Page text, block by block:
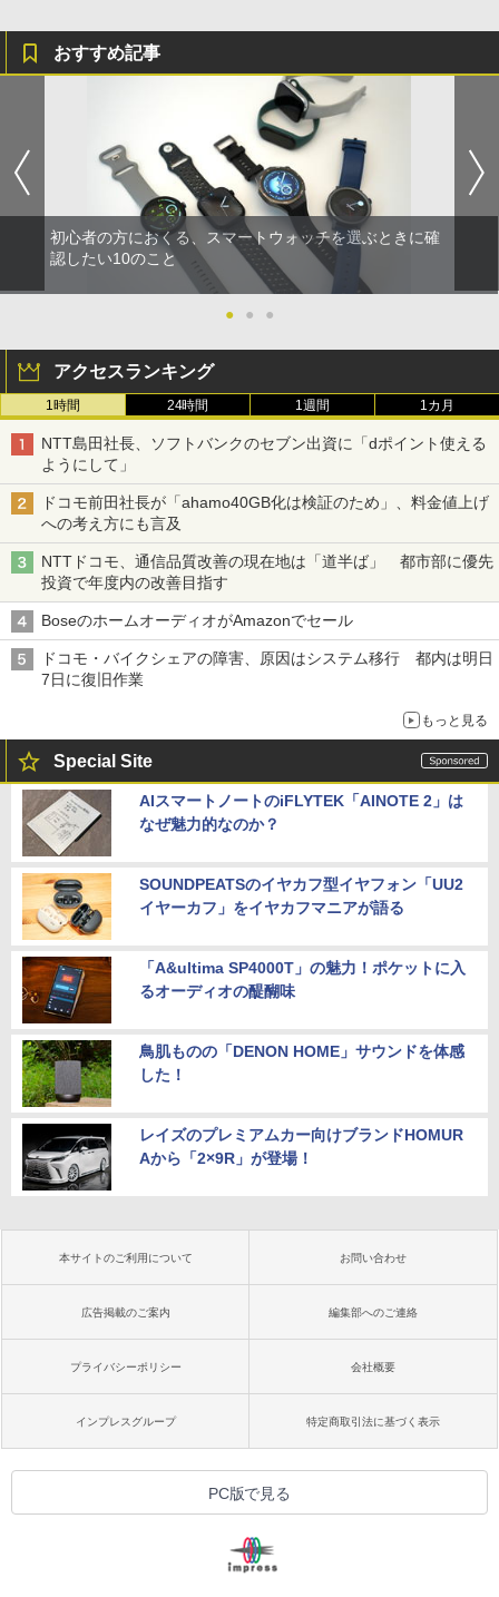
おすすめ記事
初心者の方におくる、スマートウォッチを選ぶときに確
認したい10のこと
● ● ●
アクセスランキング
1時間 24時間 1週間 1カ月
NTT島田社長、ソフトバンクのセブン出資に「dポイント使える
ようにして」
ドコモ前田社長が「ahamo40GB化は検証のため」、料金値上げ
への考え方にも言及
NTTドコモ、通信品質改善の現在地は「道半ば」 都市部に優先
投資で年度内の改善目指す
BoseのホームオーディオがAmazonでセール
ドコモ・バイクシェアの障害、原因はシステム移行 都内は明日
7日に復旧作業
もっと見る
Special Site
AIスマートノートのiFLYTEK「AINOTE 2」は
なぜ魅力的なのか？
SOUNDPEATSのイヤカフ型イヤフォン「UU2
イヤーカフ」をイヤカフマニアが語る
「A&ultima SP4000T」の魅力！ポケットに入
るオーディオの醍醐味
鳥肌ものの「DENON HOME」サウンドを体感
した！
レイズのプレミアムカー向けブランドHOMUR
Aから「2×9R」が登場！
本サイトのご利用について お問い合わせ
広告掲載のご案内 編集部へのご連絡
プライバシーポリシー 会社概要
インプレスグループ 特定商取引法に基づく表示
PC版で見る